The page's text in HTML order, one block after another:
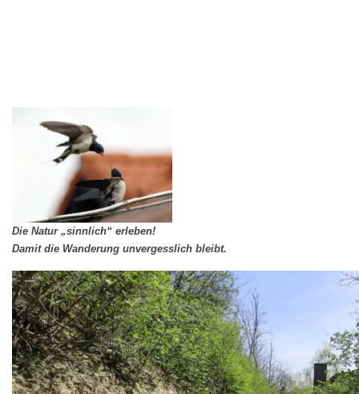
Die Natur „sinnlich“ erleben!
Damit die Wanderung unvergesslich bleibt.